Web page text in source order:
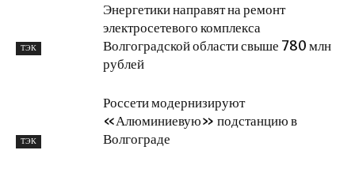
ТЭК
Энергетики направят на ремонт
электросетевого комплекса
Волгоградской области свыше 780 млн
рублей
ТЭК
Россети модернизируют
«Алюминиевую» подстанцию в
Волгограде